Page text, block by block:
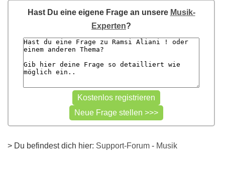
Hast Du eine eigene Frage an unsere Musik-
Experten?
> Du befindest dich hier: Support-Forum - Musik